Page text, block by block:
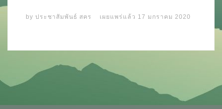
by ประชาสัมพันธ์ สคร เผยแพร่แล้ว 17 มกราคม 2020